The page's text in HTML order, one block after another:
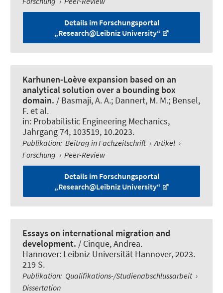
Details im Forschungsportal
„Research@Leibniz University“
Karhunen-Loève expansion based on an
analytical solution over a bounding box
domain. / Basmaji, A. A.; Dannert, M. M.; Bensel,
F. et al.
in: Probabilistic Engineering Mechanics,
Jahrgang 74, 103519, 10.2023.
Publikation: Beitrag in Fachzeitschrift › Artikel ›
Forschung › Peer-Review
Details im Forschungsportal
„Research@Leibniz University“
Essays on international migration and
development. / Cinque, Andrea.
Hannover: Leibniz Universität Hannover, 2023.
219 S.
Publikation: Qualifikations-/Studienabschlussarbeit ›
Dissertation